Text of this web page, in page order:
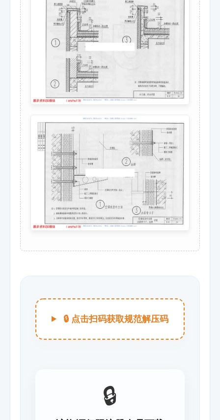
🔒 点击扫码获取规范解压码
🔒